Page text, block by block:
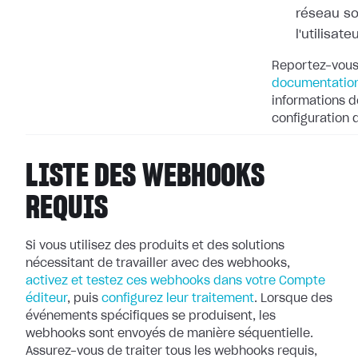
réseau
Reportez-
informations
configuration
LISTE DES WEBHOOKS
REQUIS
Si vous utilisez des produits et des solutions
nécessitant de travailler avec des webhooks,
activez et testez ces webhooks dans votre Compte
éditeur, puis configurez leur traitement. Lorsque des
événements spécifiques se produisent, les
webhooks sont envoyés de manière séquentielle.
Assurez-vous de traiter tous les webhooks requis,